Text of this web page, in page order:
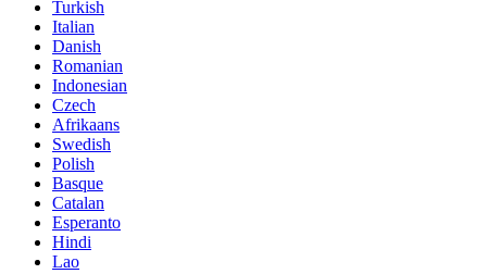
Turkish
Italian
Danish
Romanian
Indonesian
Czech
Afrikaans
Swedish
Polish
Basque
Catalan
Esperanto
Hindi
Lao